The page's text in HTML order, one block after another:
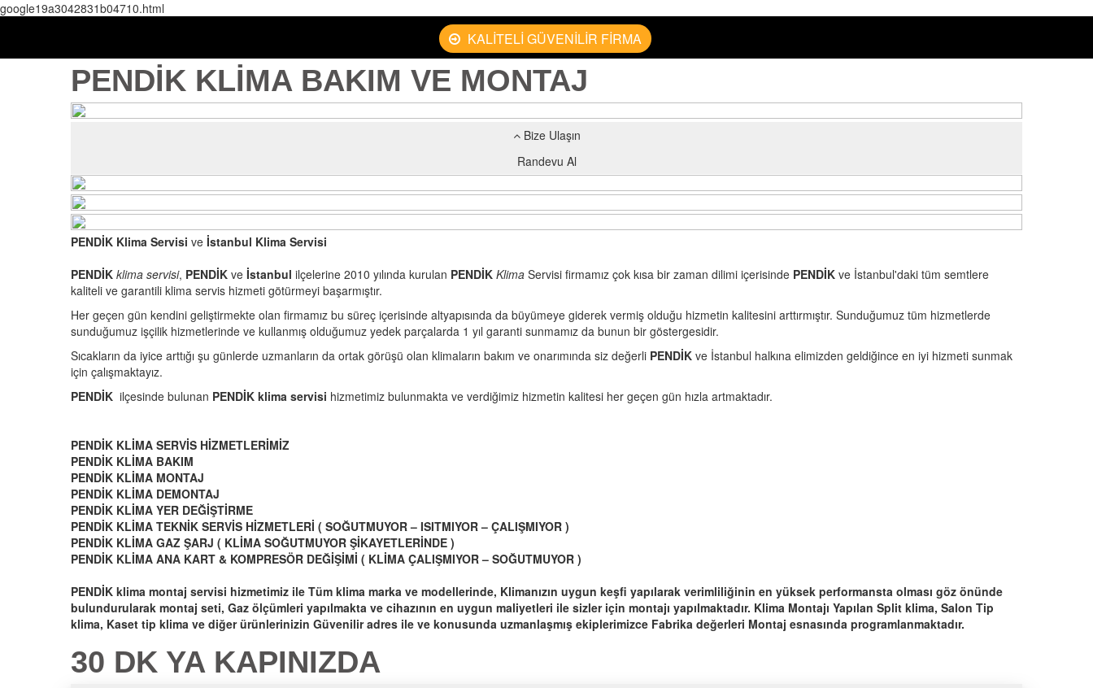
google19a3042831b04710.html
KALİTELİ GÜVENİLİR FİRMA
PENDİK KLİMA BAKIM VE MONTAJ
Bize Ulaşın
Randevu Al
PENDİK Klima Servisi ve İstanbul Klima Servisi
PENDİK klima servisi, PENDİK ve İstanbul ilçelerine 2010 yılında kurulan PENDİK Klima Servisi firmamız çok kısa bir zaman dilimi içerisinde PENDİK ve İstanbul'daki tüm semtlere
kaliteli ve garantili klima servis hizmeti götürmeyi başarmıştır.
Her geçen gün kendini geliştirmekte olan firmamız bu süreç içerisinde altyapısında da büyümeye giderek vermiş olduğu hizmetin kalitesini arttırmıştır. Sunduğumuz tüm hizmetlerde
sunduğumuz işçilik hizmetlerinde ve kullanmış olduğumuz yedek parçalarda 1 yıl garanti sunmamız da bunun bir göstergesidir.
Sıcakların da iyice arttığı şu günlerde uzmanların da ortak görüşü olan klimaların bakım ve onarımında siz değerli PENDİK ve İstanbul halkına elimizden geldiğince en iyi hizmeti sunmak
için çalışmaktayız.
PENDİK ilçesinde bulunan PENDİK klima servisi hizmetimiz bulunmakta ve verdiğimiz hizmetin kalitesi her geçen gün hızla artmaktadır.
PENDİK KLİMA SERVİS HİZMETLERİMİZ
PENDİK KLİMA BAKIM
PENDİK KLİMA MONTAJ
PENDİK KLİMA DEMONTAJ
PENDİK KLİMA YER DEĞİŞTİRME
PENDİK KLİMA TEKNİK SERVİS HİZMETLERİ ( SOĞUTMUYOR – ISITMIYOR – ÇALIŞMIYOR )
PENDİK KLİMA GAZ ŞARJ ( KLİMA SOĞUTMUYOR ŞİKAYETLERİNDE )
PENDİK KLİMA ANA KART & KOMPRESÖR DEĞİŞİMİ ( KLİMA ÇALIŞMIYOR – SOĞUTMUYOR )
PENDİK klima montaj servisi hizmetimiz ile Tüm klima marka ve modellerinde, Klimanızın uygun keşfi yapılarak verimliliğinin en yüksek performansta olması göz önünde
bulundurularak montaj seti, Gaz ölçümleri yapılmakta ve cihazının en uygun maliyetleri ile sizler için montajı yapılmaktadır. Klima Montajı Yapılan Split klima, Salon Tip
klima, Kaset tip klima ve diğer ürünlerinizin Güvenilir adres ile ve konusunda uzmanlaşmış ekiplerimizce Fabrika değerleri Montaj esnasında programlanmaktadır.
30 DK YA KAPINIZDA